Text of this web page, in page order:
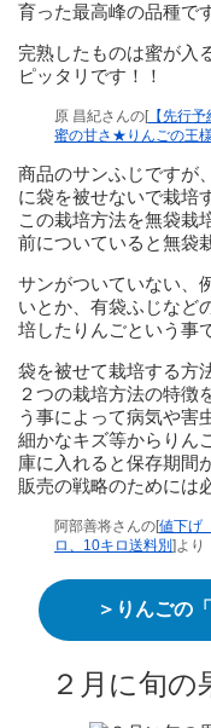
育った最高峰の品種です
完熟したものは蜜が入
ピッタリです！！
原 昌紀さんの[【先行
蜜の甘さ★りんごの王
商品のサンふじですが
に袋を被せないで栽培
この栽培方法を無袋栽
前についていると無袋
サンがついていない、
いとか、有袋ふじなど
培したりんごという事
袋を被せて栽培する方
２つの栽培方法の特徴
う事によって病気や害
細かなキズ等からりん
庫に入れると保存期間
販売の戦略のためには
阿部善将さんの[値下げ
ロ、10キロ送料別 ]より
＞りんごの
２月に旬の